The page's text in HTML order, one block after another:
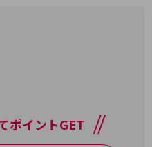
ポイントGET